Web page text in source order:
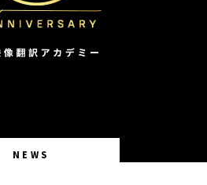
NEWS